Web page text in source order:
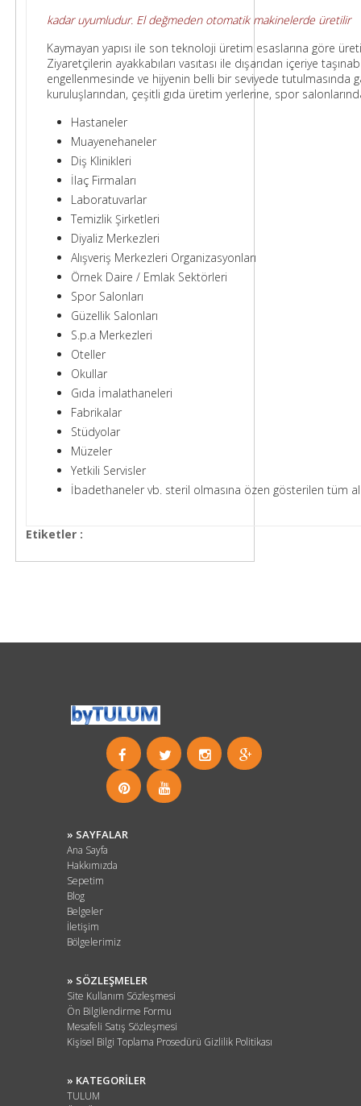
kadar uyumludur. El değmeden otomatik makinelerde üretilir
Kaymayan yapısı ile son teknoloji üretim esaslarına göre
Ziyaretçilerin ayakkabıları vasıtası ile dışarıdan içeriye
engellenmesinde ve hijyenin belli bir seviyede tutulmasında
kuruluşlarından, çeşitli gıda üretim yerlerine, spor
Hastaneler
Muayenehaneler
Diş Klinikleri
İlaç Firmaları
Laboratuvarlar
Temizlik Şirketleri
Diyaliz Merkezleri
Alışveriş Merkezleri Organizasyonları
Örnek Daire / Emlak Sektörleri
Spor Salonları
Güzellik Salonları
S.p.a Merkezleri
Oteller
Okullar
Gıda İmalathaneleri
Fabrikalar
Stüdyolar
Müzeler
Yetkili Servisler
İbadethaneler vb. steril olmasına özen gösterilen tüm
Etiketler :
» SAYFALAR
Ana Sayfa
Hakkımızda
Sepetim
Blog
Belgeler
İletişim
Bölgelerimiz
» SÖZLEŞMELER
Site Kullanım Sözleşmesi
Ön Bilgilendirme Formu
Mesafeli Satış Sözleşmesi
Kişisel Bilgi Toplama Prosedürü Gizlilik Politikası
» KATEGORİLER
TULUM